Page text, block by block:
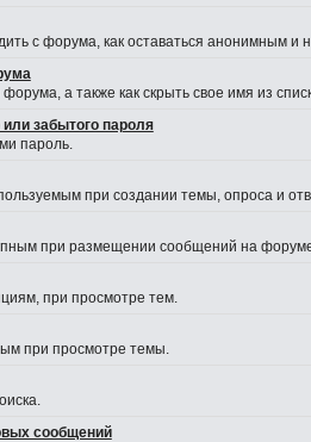
с форума, как оставаться анонимным
форума, а также как скрыть свое имя из
забытого пароля
пароль.
при создании темы, опроса и
при размещении сообщений на
при просмотре тем.
при просмотре темы.
сообщений